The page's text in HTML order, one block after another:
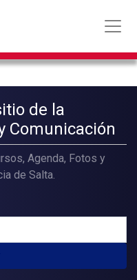
de la
Comunicación
Agenda, Fotos y
de Salta.